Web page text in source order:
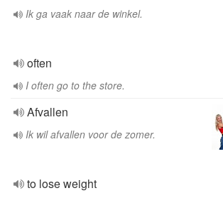
Ik ga vaak naar de winkel.
often
I often go to the store.
Afvallen
Ik wil afvallen voor de zomer.
to lose weight